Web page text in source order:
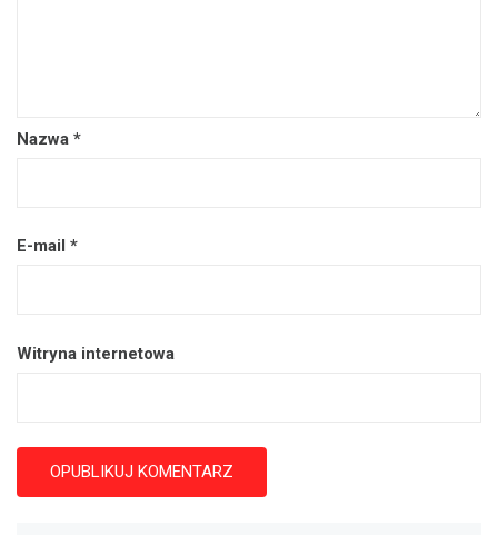
Nazwa *
E-mail *
Witryna internetowa